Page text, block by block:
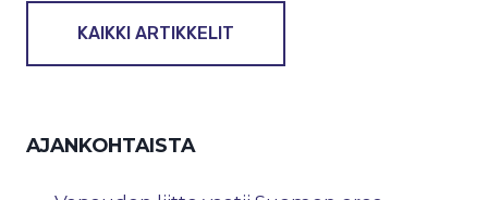
KAIKKI ARTIKKELIT
AJANKOHTAISTA